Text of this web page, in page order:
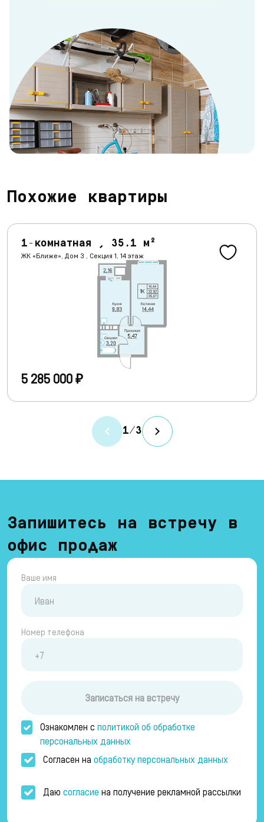
Похожие квартиры
1/3
1-комнатная , 35.1 м²
ЖК «Ближе», Дом 3 , Секция 1, 14 этаж
5 285 000 ₽
Запишитесь на встречу в
офис продаж
Ваше имя
Номер телефона
Записаться на встречу
Ознакомлен сполитикой об обработке
персональных данных
Согласен на обработку персональных данных
Даю согласие на получение рекламной рассылки